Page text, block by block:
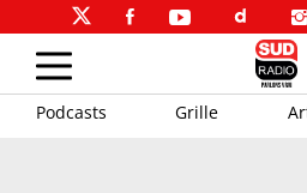
Podcasts Grille